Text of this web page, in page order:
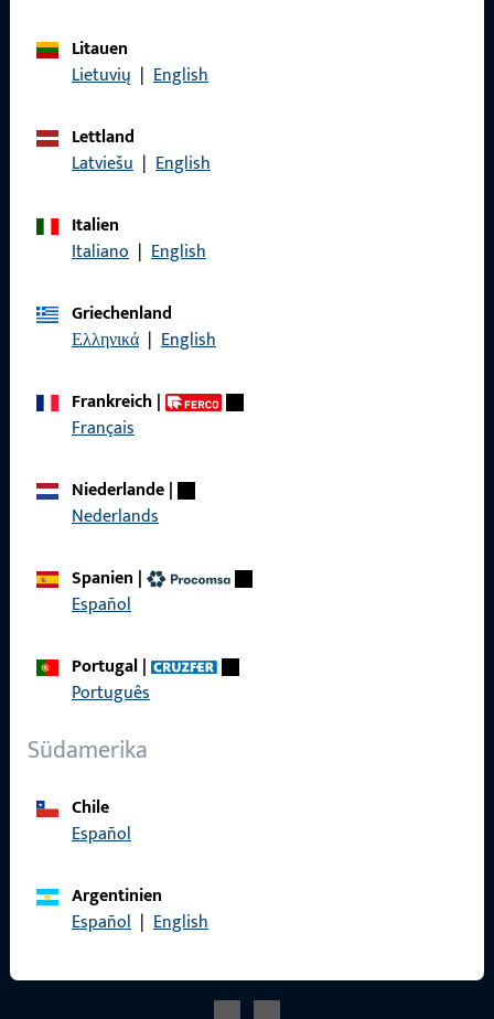
Litauen
Lietuvių | English
Lettland
Latviešu | English
Italien
Italiano | English
Griechenland
Ελληνικά | English
Frankreich|
Français
Niederlande|
Nederlands
Spanien |
Español
Portugal|
Português
Südamerika
Chile
Español
Argentinien
Español | English
Allgemeines
Datenschutz
Schnelleinstieg
Produkte
Produktkatalog